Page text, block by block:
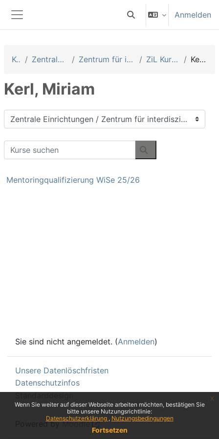
Wenn Sie weiter auf dieser Webseite arbeiten möchten, bestätigen Sie
bitte unsere Nutzungsrichtlinie:
Datenschutzerklärung
Nutzungsbedingungen
Fortsetzen
x
Website-Übersicht
Sucheingabe umschalten
Anmelden
Kurse Zentrale Einrichtungen Zentrum für interdisziplinäre Lehre ZiL Kurse (ehem. AW) Kerl, Miriam
Kerl, Miriam
Kursbereiche
Kurse suchen
Kurse suchen
Mentoringqualifizierung WiSe 25/26
Sie sind nicht angemeldet. (Anmelden)
Unsere Datenlöschfristen
Datenschutzinfos
Standarddesign
Powered byMoodle